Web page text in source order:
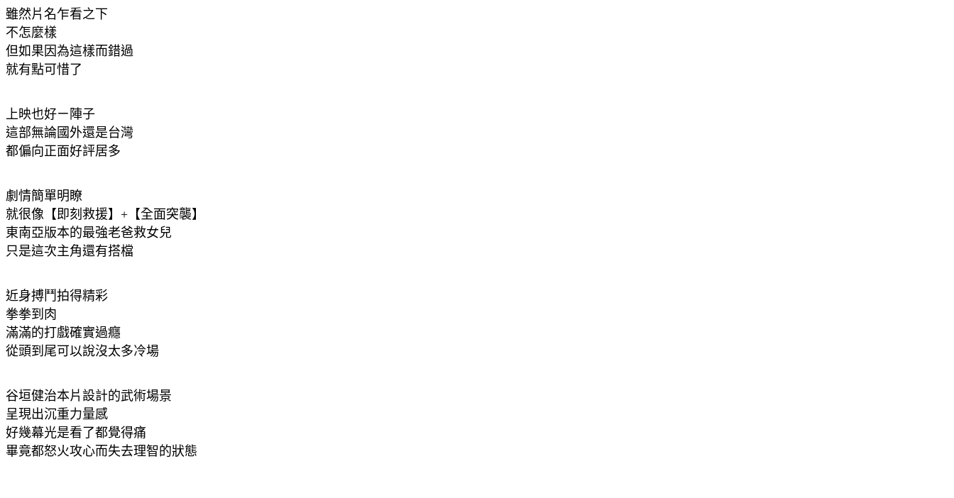
雖然片名乍看之下
不怎麼樣
但如果因為這樣而錯過
就有點可惜了
上映也好ㄧ陣子
這部無論國外還是台灣
都偏向正面好評居多
劇情簡單明瞭
就很像【即刻救援】+【全面突襲】
東南亞版本的最強老爸救女兒
只是這次主角還有搭檔
近身搏鬥拍得精彩
拳拳到肉
滿滿的打戲確實過癮
從頭到尾可以說沒太多冷場
谷垣健治本片設計的武術場景
呈現出沉重力量感
好幾幕光是看了都覺得痛
畢竟都怒火攻心而失去理智的狀態